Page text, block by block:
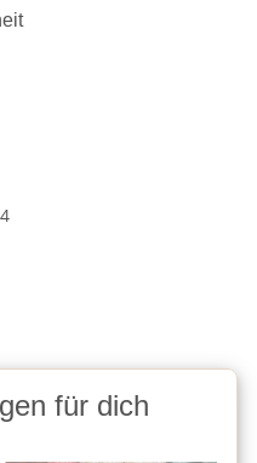
für dich